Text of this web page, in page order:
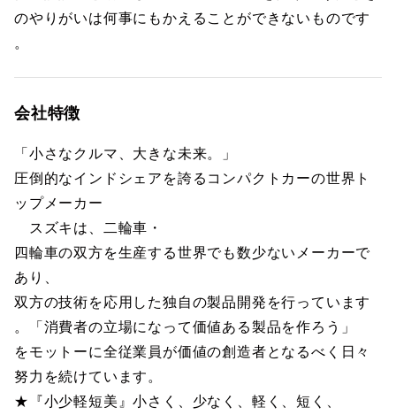
のやりがいは何事にもかえることができないものです
。
会社特徴
「小さなクルマ、大きな未来。」
圧倒的なインドシェアを誇るコンパクトカーの世界ト
ップメーカー
スズキは、二輪車・
四輪車の双方を生産する世界でも数少ないメーカーで
あり、
双方の技術を応用した独自の製品開発を行っています
。「消費者の立場になって価値ある製品を作ろう」
をモットーに全従業員が価値の創造者となるべく日々
努力を続けています。
★『小少軽短美』小さく、少なく、軽く、短く、